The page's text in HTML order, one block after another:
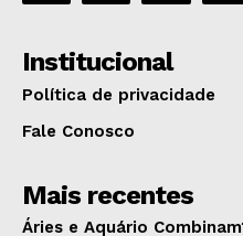
Institucional
Política de privacidade
Fale Conosco
Mais recentes
Áries e Aquário